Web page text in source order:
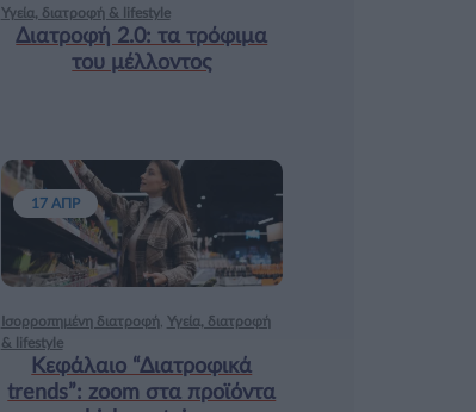
Υγεία, διατροφή & lifestyle
Διατροφή 2.0: τα τρόφιμα
του μέλλοντος
Ισορροπημένη διατροφή, Υγεία, διατροφή
& lifestyle
Κεφάλαιο “Διατροφικά
trends”: zoοm στα προϊόντα
17 ΑΠΡ